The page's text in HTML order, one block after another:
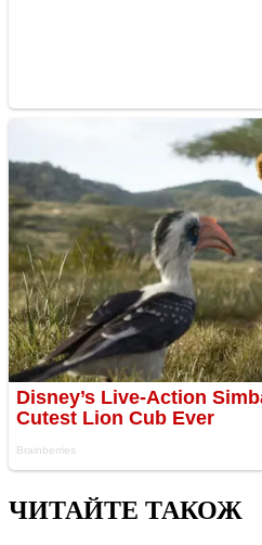
ЧИТАЙТЕ ТАКОЖ